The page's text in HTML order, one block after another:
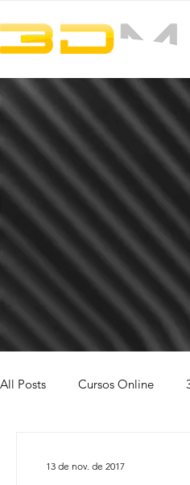
All Posts Cursos Online
13 de nov. de 2017